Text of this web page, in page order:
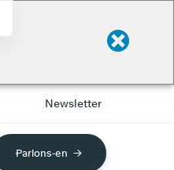
Newsletter
Parlons-en